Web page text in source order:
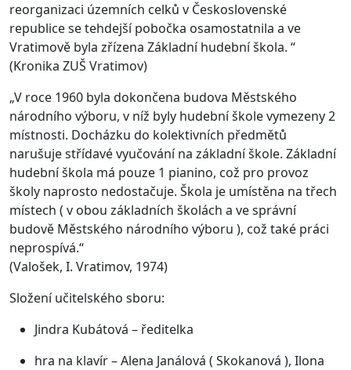
reorganizaci územních celků v Československé
republice se tehdejší pobočka osamostatnila a ve
Vratimově byla zřízena Základní hudební škola. “
(Kronika ZUŠ Vratimov)
„V roce 1960 byla dokončena budova Městského
národního výboru, v níž byly hudební škole vymezeny 2
místnosti. Docházku do kolektivních předmětů
narušuje střídavé vyučování na základní škole. Základní
hudební škola má pouze 1 pianino, což pro provoz
školy naprosto nedostačuje. Škola je umístěna na třech
místech ( v obou základních školách a ve správní
budově Městského národního výboru ), což také práci
neprospívá.“
(Valošek, I. Vratimov, 1974)
Složení učitelského sboru:
Jindra Kubátová – ředitelka
hra na klavír – Alena Janálová ( Skokanová ), Ilona